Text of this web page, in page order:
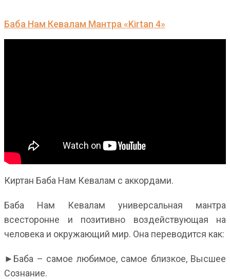
Баба Нам Кевалам Мантра «Kirtan 4»
Киртан Баба Нам Кевалам с аккордами.
Баба Нам Кевалам универсальная мантра
всесторонне и позитивно воздействующая на
человека и окружающий мир. Она переводится как:
►Баба – самое любимое, самое близкое, Высшее
Сознание.